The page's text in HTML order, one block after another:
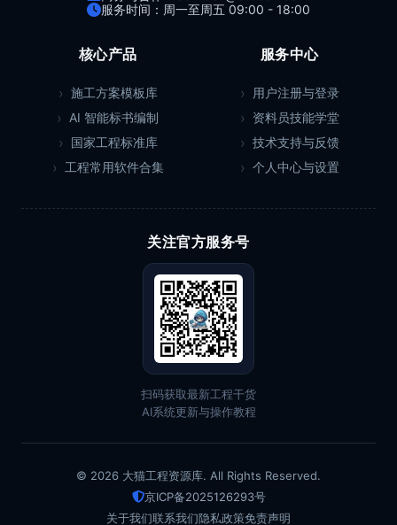
服务时间：周一至周五 09:00 - 18:00
核心产品
施工方案模板库
AI 智能标书编制
国家工程标准库
工程常用软件合集
服务中心
用户注册与登录
资料员技能学堂
技术支持与反馈
个人中心与设置
关注官方服务号
扫码获取最新工程干货
AI系统更新与操作教程
© 2026 大猫工程资源库. All Rights Reserved.
京ICP备2025126293号
关于我们联系我们隐私政策免责声明